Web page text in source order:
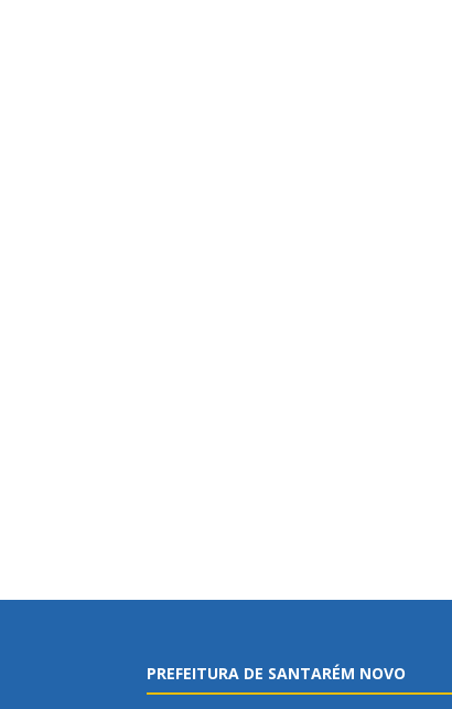
PREFEITURA DE SANTARÉM NOVO